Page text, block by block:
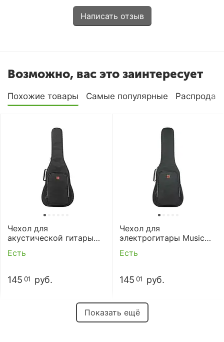
Написать отзыв
Возможно, вас это заинтересует
Похожие товары Самые популярные
Чехол для
акустической гитары
Music Area RB10-DA-BLK
Есть
145 01 руб.
Чехол для
электрогитары Music
Area RB10-EG-BLK
Есть
145 01 руб.
Показать ещё